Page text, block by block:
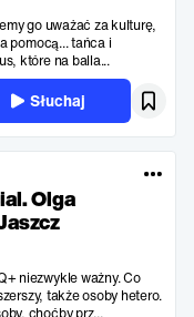
go uważać za kulturę,
pomocą... tańca i
które na balla...
Słuchaj
Olga
niezwykle ważny. Co
także osoby hetero.
choćby prz...